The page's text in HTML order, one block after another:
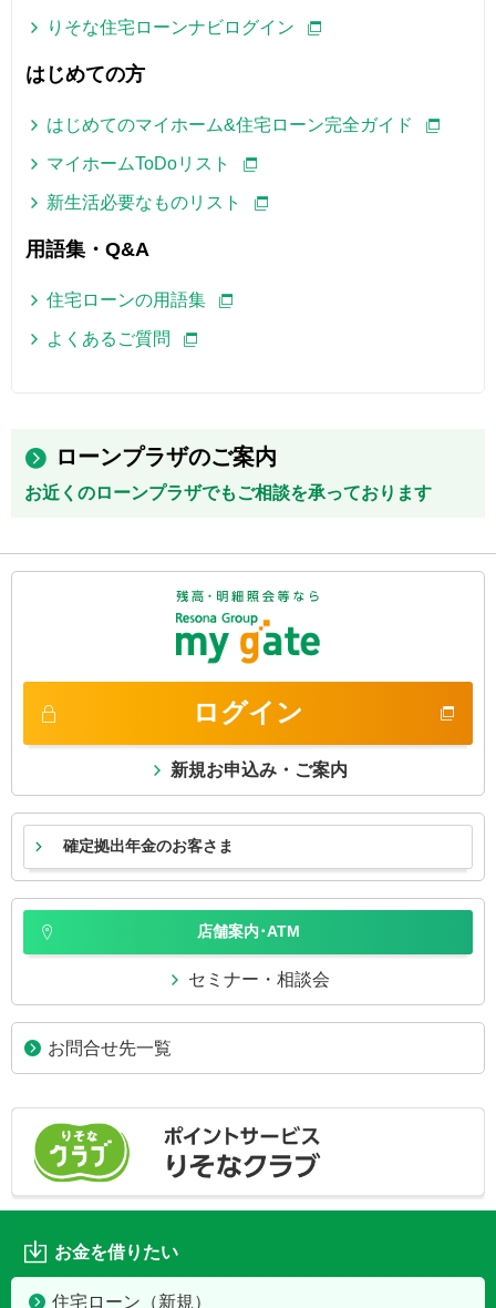
りそな住宅ローンナビログイン
はじめての方
はじめてのマイホーム&住宅ローン完全ガイド
マイホームToDoリスト
新生活必要なものリスト
用語集・Q&A
住宅ローンの用語集
よくあるご質問
ローンプラザのご案内
お近くのローンプラザでもご相談を承っております
ログイン
新規お申込み・ご案内
確定拠出年金のお客さま
店舗案内･ATM
セミナー・相談会
お問合せ先一覧
お金を借りたい
住宅ローン（新規）